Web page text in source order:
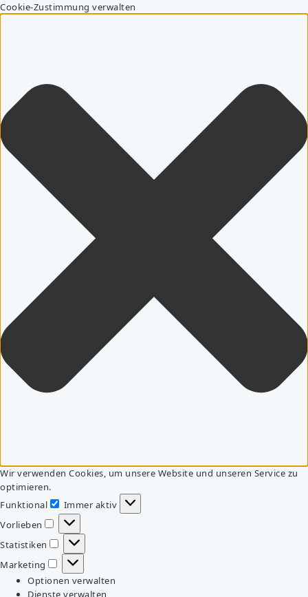
Cookie-Zustimmung verwalten
Wir verwenden Cookies, um unsere Website und unseren Service zu
optimieren.
Funktional
Funktional
Immer aktiv
Vorlieben
Vorlieben
Statistiken
Statistiken
Marketing
Marketing
Optionen verwalten
Dienste verwalten